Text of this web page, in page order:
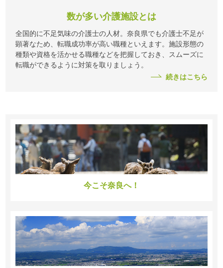
数が多い介護施設とは
全国的に不足気味の介護士の人材。奈良県でも介護士不足が
顕著なため、転職成功率が高い職種といえます。施設形態の
種類や資格を活かせる職種などを把握しておき、スムーズに
転職ができるように対策を取りましょう。
続きはこちら
今こそ奈良へ！